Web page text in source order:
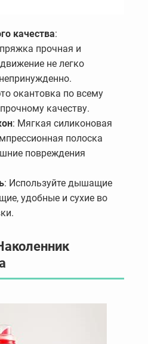
качества:
прочная и
не легко
окантовка по всему
качеству.
: Мягкая силиконовая
полоска
повреждения
: Используйте дышащие
удобные и сухие во